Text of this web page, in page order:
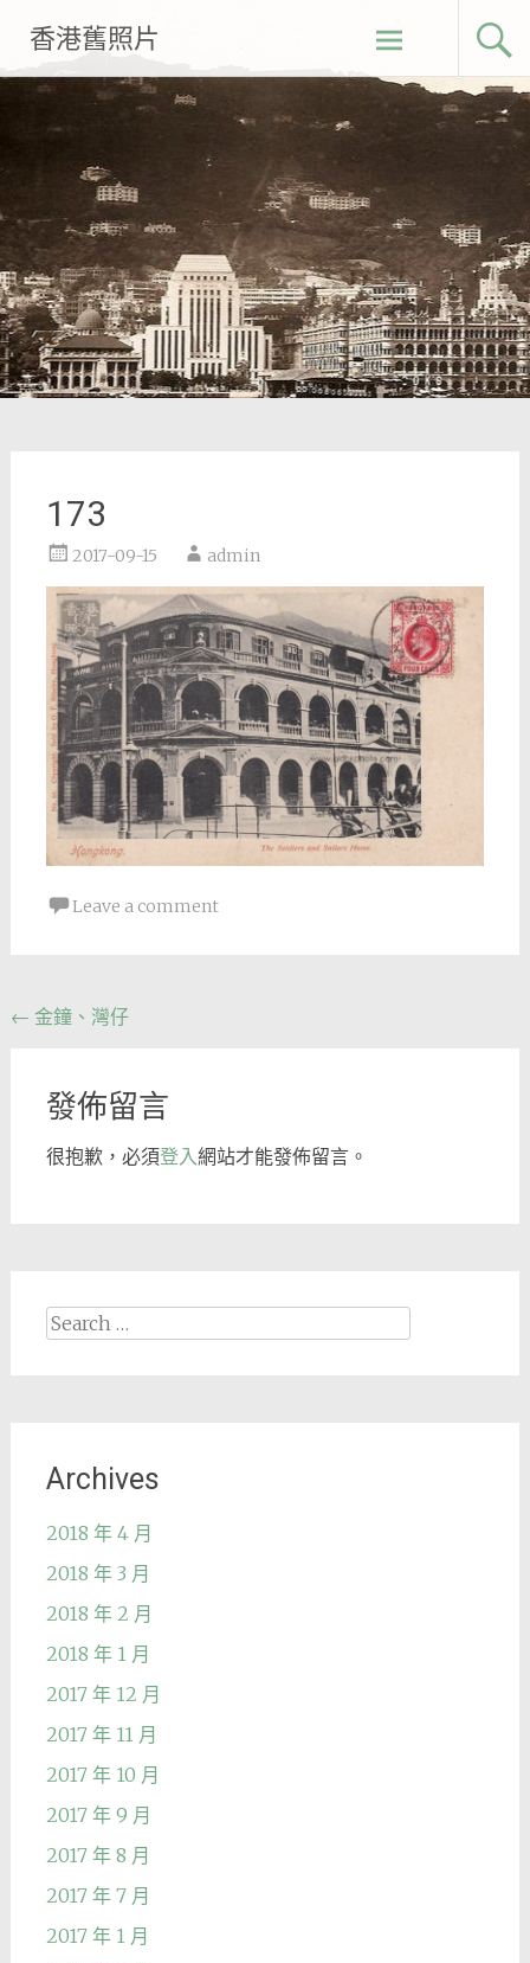
content
香港舊照片
173
2017-09-15 admin
Leave a comment
Post
← 金鐘、灣仔
發佈留言
很抱歉，必須登入網站才能發佈留言。
Search
Archives
2018 年 4 月
2018 年 3 月
2018 年 2 月
2018 年 1 月
2017 年 12 月
2017 年 11 月
2017 年 10 月
2017 年 9 月
2017 年 8 月
2017 年 7 月
2017 年 1 月